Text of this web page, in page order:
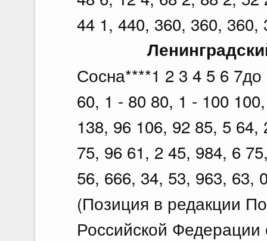
44 1, 440, 360, 360, 360,
Сосна****1 2 3 4 5 6
60, 1 - 80 80, 1 - 100
138, 96 106, 92 85, 5
75, 96 61, 2 45, 984, 6
56, 666, 34, 53, 963, 63,
(Позиция в редакции
Российской